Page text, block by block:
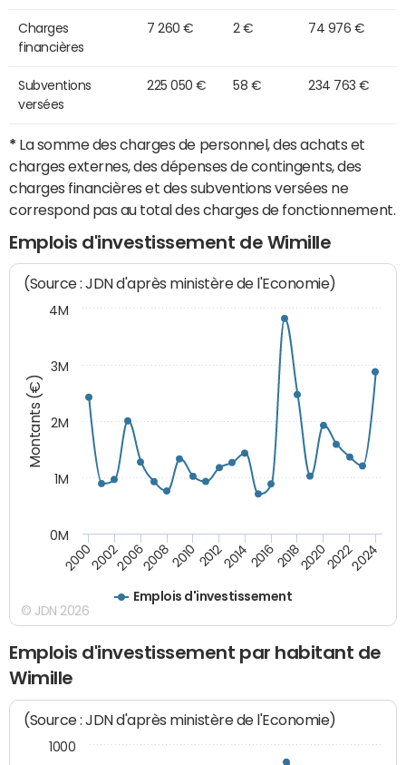
Charges
financières
7 260 € 2 € 74 976 €
Subventions
versées
225 050 € 58 € 234 763 €
* La somme des charges de personnel, des achats et
charges externes, des dépenses de contingents, des
charges financières et des subventions versées ne
correspond pas au total des charges de fonctionnement.
Emplois d'investissement de Wimille
Montants (€)
(Source : JDN d'après ministère de l'Economie)
Emplois d'investissement
20002002200620082010 2012201420162018202020222024
0M
1M
2M
3M
4M
© JDN 2026
Emplois d'investissement par habitant de
Wimille
(Source : JDN d'après ministère de l'Economie)
1000